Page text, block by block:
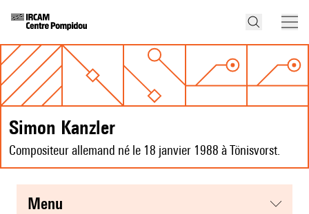
Simon Kanzler
Compositeur allemand né le 18 janvier 1988 à Tönisvorst.
menu